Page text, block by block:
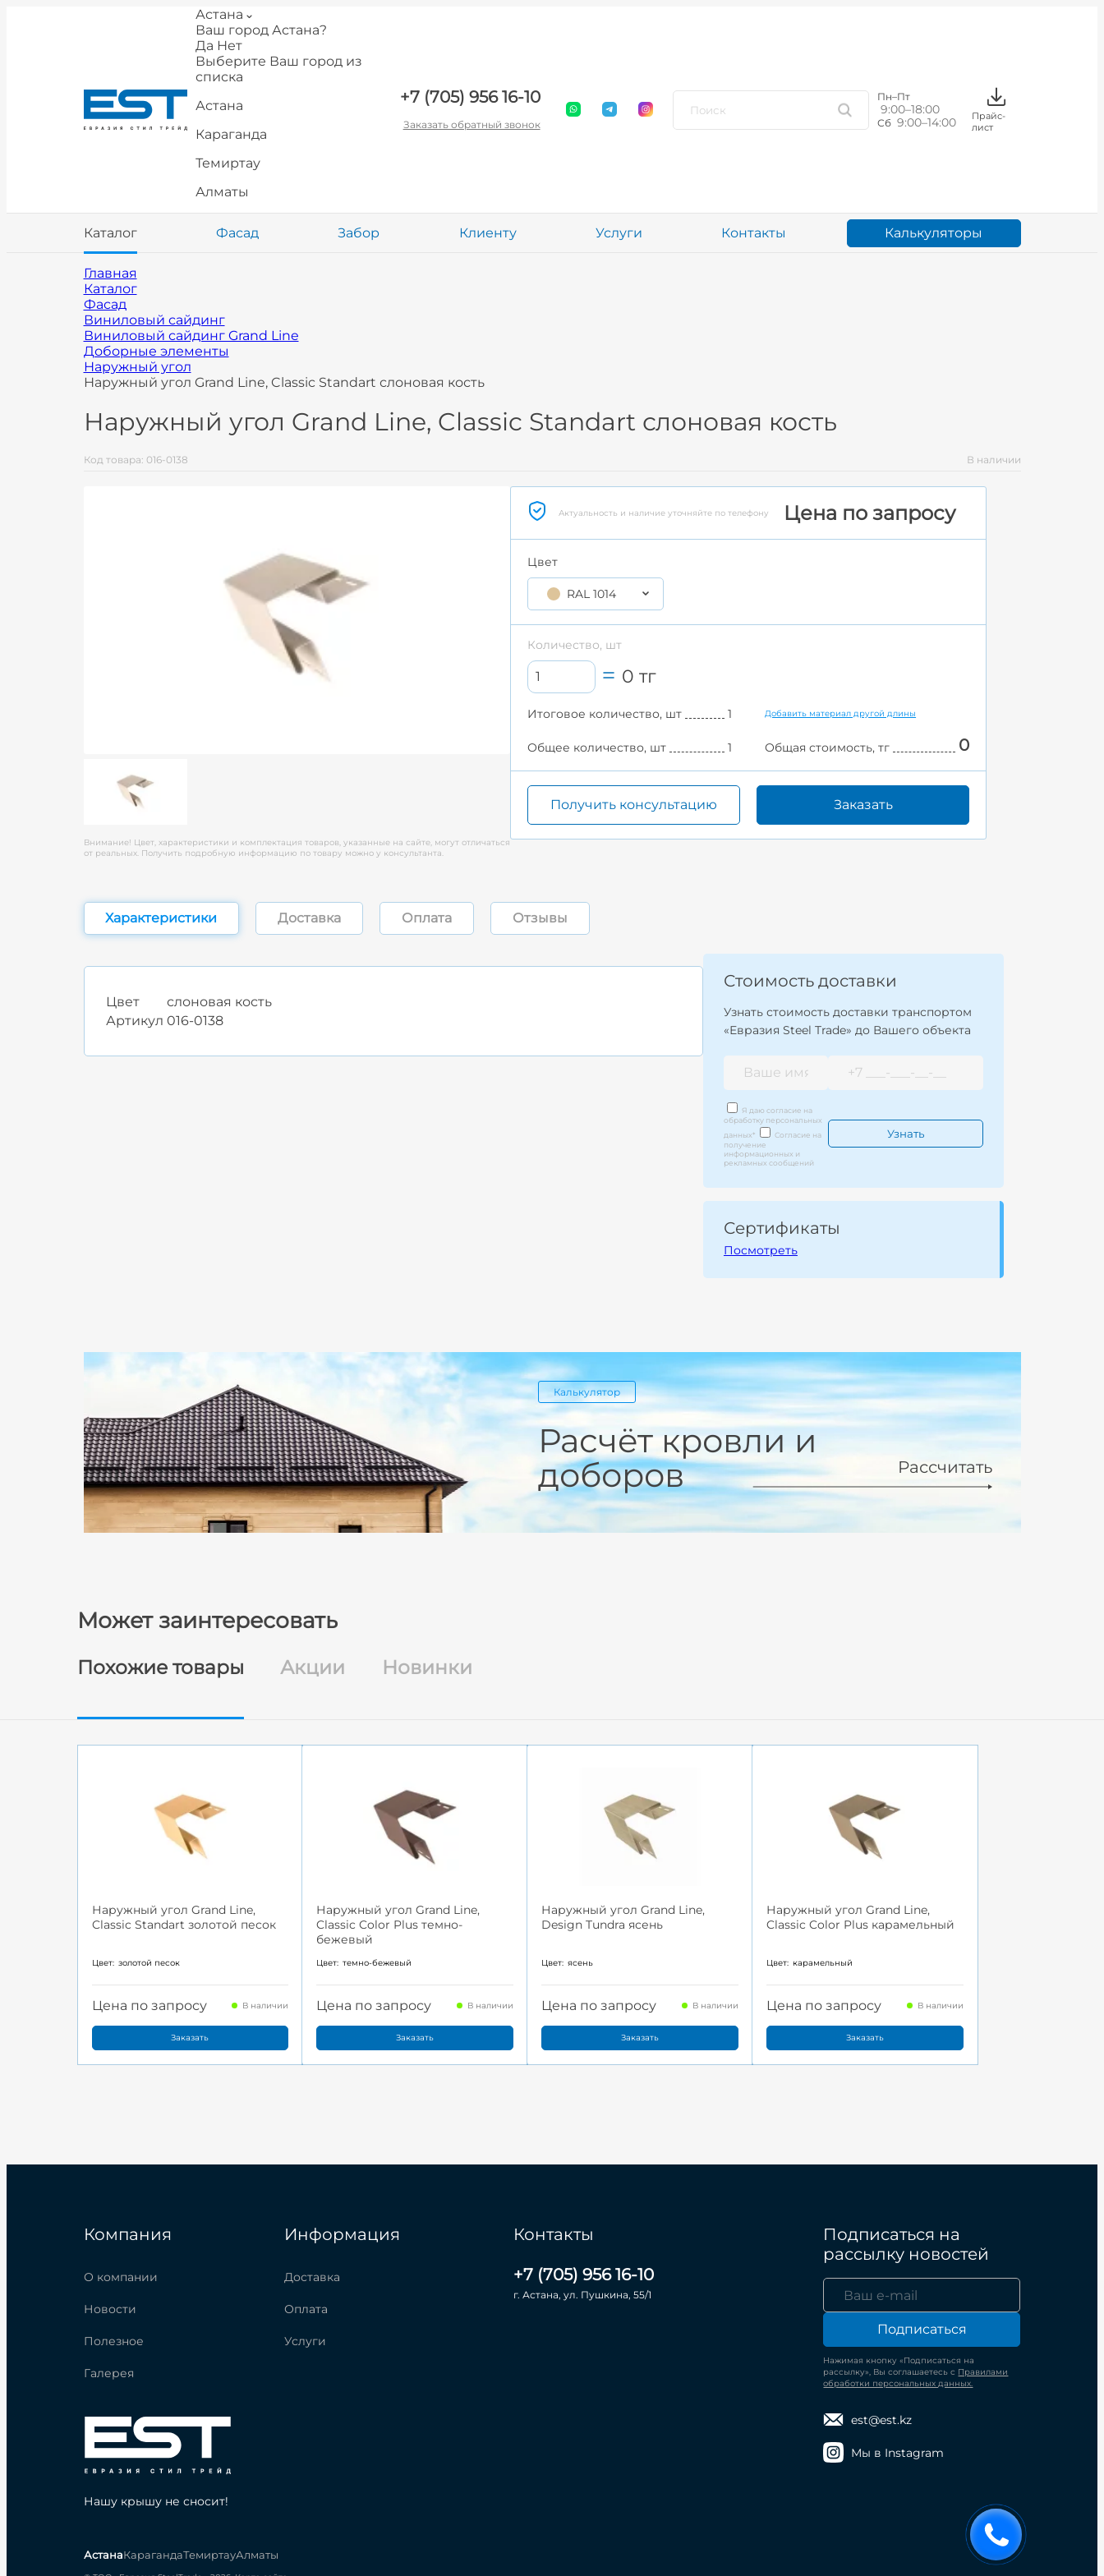
Астана
Ваш город Астана?
Да Нет
Выберите Ваш город из
списка
Астана
Караганда
Темиртау
Алматы
+7 (705) 956 16-10
Заказать обратный звонок
Пн–Пт
9:00–18:00
Сб 9:00–14:00
Прайс-
лист
Каталог Фасад Забор Клиенту Услуги Контакты Калькуляторы
Главная
Каталог
Фасад
Виниловый сайдинг
Виниловый сайдинг Grand Line
Доборные элементы
Наружный угол
Наружный угол Grand Line, Classic Standart слоновая кость
Наружный угол Grand Line, Classic Standart слоновая кость
Код товара: 016-0138 В наличии
Внимание! Цвет, характеристики и комплектация товаров, указанные на сайте, могут отличаться
от реальных. Получить подробную информацию по товару можно у консультанта.
Актуальность и наличие уточняйте по телефону Цена по запросу
Цвет
RAL 1014
Количество, шт
0 тг
Итоговое количество, шт 1 Добавить материал другой длины
Общее количество, шт 1 Общая стоимость, тг 0
Получить консультацию Заказать
Характеристики Доставка Оплата Отзывы
Цвет
слоновая кость
Артикул 016-0138
Стоимость доставки
Узнать стоимость доставки транспортом
«Евразия Steel Trade» до Вашего объекта
Я даю согласие на
обработку персональных
данных*
Согласие на
получение
информационных и
рекламных сообщений
Сертификаты
Посмотреть
Калькулятор
Расчёт кровли и
доборов
Рассчитать
Может заинтересовать
Похожие товары Акции Новинки
Наружный угол Grand Line,
Classic Standart золотой песок
Цвет: золотой песок
Цена по запросу В наличии
Заказать
Наружный угол Grand Line,
Classic Color Plus темно-
бежевый
Цвет: темно-бежевый
Цена по запросу В наличии
Заказать
Наружный угол Grand Line,
Design Tundra ясень
Цвет: ясень
Цена по запросу В наличии
Заказать
Наружный угол Grand Line,
Classic Color Plus карамельный
Цвет: карамельный
Цена по запросу В наличии
Заказать
Компания
О компании
Новости
Полезное
Галерея
Информация
Доставка
Оплата
Услуги
Контакты
+7 (705) 956 16-10
г. Астана, ул. Пушкина, 55/1
Подписаться на
рассылку новостей
Подписаться
Нажимая кнопку «Подписаться на
рассылку», Вы соглашаетесь с Правилами
обработки персональных данных.
est@est.kz
Мы в Instagram
Нашу крышу не сносит!
АстанаКарагандаТемиртауАлматы